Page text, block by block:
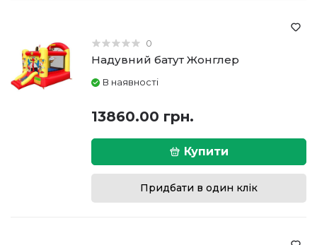
0
Надувний батут Жонглер
В наявності
13860.00 грн.
Купити
Придбати в один клік